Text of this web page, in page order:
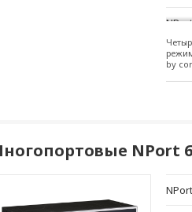
by
NPort